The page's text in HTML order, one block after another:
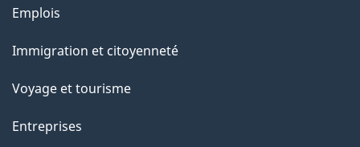
l
a
a
g
Thèmes
sujets
Emplois
Immigration et citoyenneté
Voyage et tourisme
Entreprises